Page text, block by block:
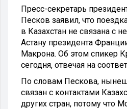
Пресс-секретарь
Песков заявил, что
в Казахстан не связана с
Астану президента
Макрона. Об этом спикер
сегодня, отвечая на
По словам Пескова,
связан с контактами
других стран, потому что